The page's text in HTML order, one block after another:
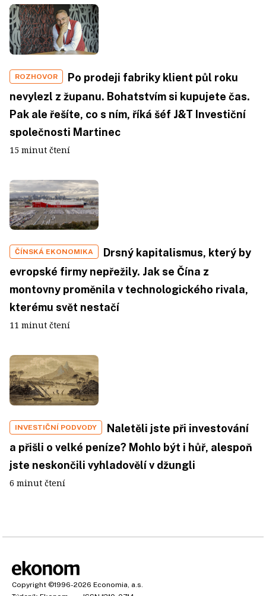
ROZHOVOR
Po prodeji fabriky klient půl roku
nevylezl z županu. Bohatstvím si kupujete čas.
Pak ale řešíte, co s ním, říká šéf J&T Investiční
společnosti Martinec
15 minut čtení
ČÍNSKÁ EKONOMIKA
Drsný kapitalismus, který by
evropské firmy nepřežily. Jak se Čína z
montovny proměnila v technologického rivala,
kterému svět nestačí
11 minut čtení
INVESTIČNÍ PODVODY
Naletěli jste při investování
a přišli o velké peníze? Mohlo být i hůř, alespoň
jste neskončili vyhladovělí v džungli
6 minut čtení
Copyright ©1996-2026 Economia, a.s.